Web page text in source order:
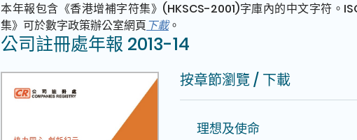
本年報包含《香港增補字符集》(HKSCS-2001)字庫內的中文字符。
集》可於數字政策辦公室網頁下載。
公司註冊處年報 2013-14
按章節瀏覽 / 下載
理想及使命